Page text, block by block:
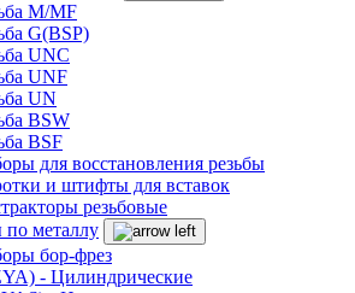
M/MF
G(BSP)
UNC
UNF
UN
BSW
BSF
для восстановления резьбы
и штифты для вставок
резьбовые
по металлу
бор-фрез
- Цилиндрические